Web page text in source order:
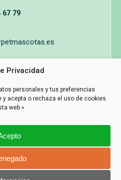
Privacidad
personales y tus preferencias
acepta o rechaza el uso de cookies
web »
67 79
MASWEB
de Compra
y contacto